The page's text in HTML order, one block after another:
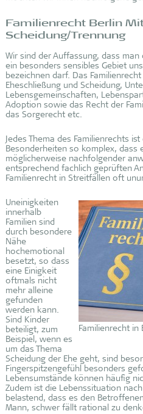
Familienrecht Berlin
Scheidung/Trennung
Wir sind der Auffassung, dass
ein besonders sensibles Gebiet
bezeichnen darf. Das
Eheschließung und Scheidung,
Lebensgemeinschaften,
Adoption sowie das Recht der
das Sorgerecht etc.
Jedes Thema des Familienrechts
Besonderheiten so komplex, dass
möglicherweise nachfolgender
entsprechend fachlich geprüften
Familienrecht in Streitfällen oft
Familienrecht in
Uneinigkeiten
innerhalb
Familien sind
durch besondere
Nähe
hochemotional
besetzt, so dass
eine Einigkeit
oftmals nicht
mehr alleine
gefunden
werden kann.
Sind Kinder
beteiligt, zum
Beispiel, wenn es
um das Thema
Scheidung der Ehe geht, sind
Fingerspitzengefühl besonders
Lebensumstände können häufig
Zudem ist die Lebenssituation
belastend, dass es den
Mann, schwer fällt rational zu